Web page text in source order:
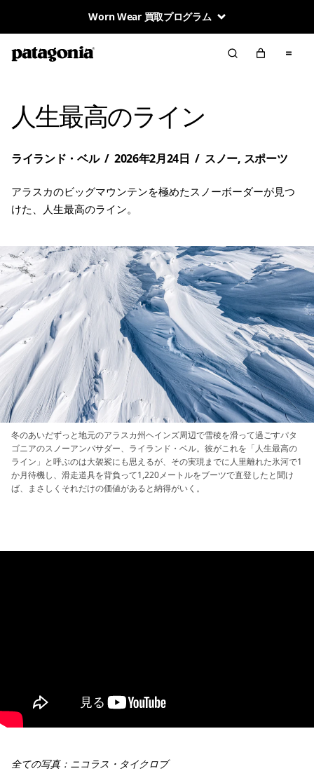
Worn Wear 買取プログラム
人生最高のライン
ライランド・ベル / 2026年2月24日 / スノー, スポーツ
アラスカのビッグマウンテンを極めたスノーボーダーが見つ
けた、人生最高のライン。
冬のあいだずっと地元のアラスカ州ヘインズ周辺で雪稜を滑って過ごすパタ
ゴニアのスノーアンバサダー、ライランド・ベル。彼がこれを「人生最高の
ライン」と呼ぶのは大袈裟にも思えるが、その実現までに人里離れた氷河で1
か月待機し、滑走道具を背負って1,220メートルをブーツで直登したと聞け
ば、まさしくそれだけの価値があると納得がいく。
全ての写真：ニコラス・タイクロブ